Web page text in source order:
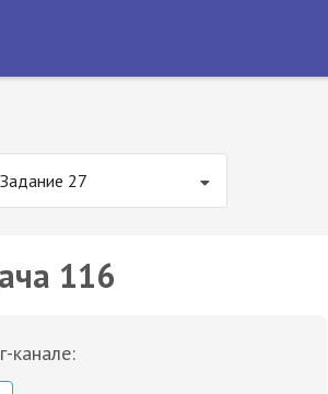
Задание 27
116
канале: